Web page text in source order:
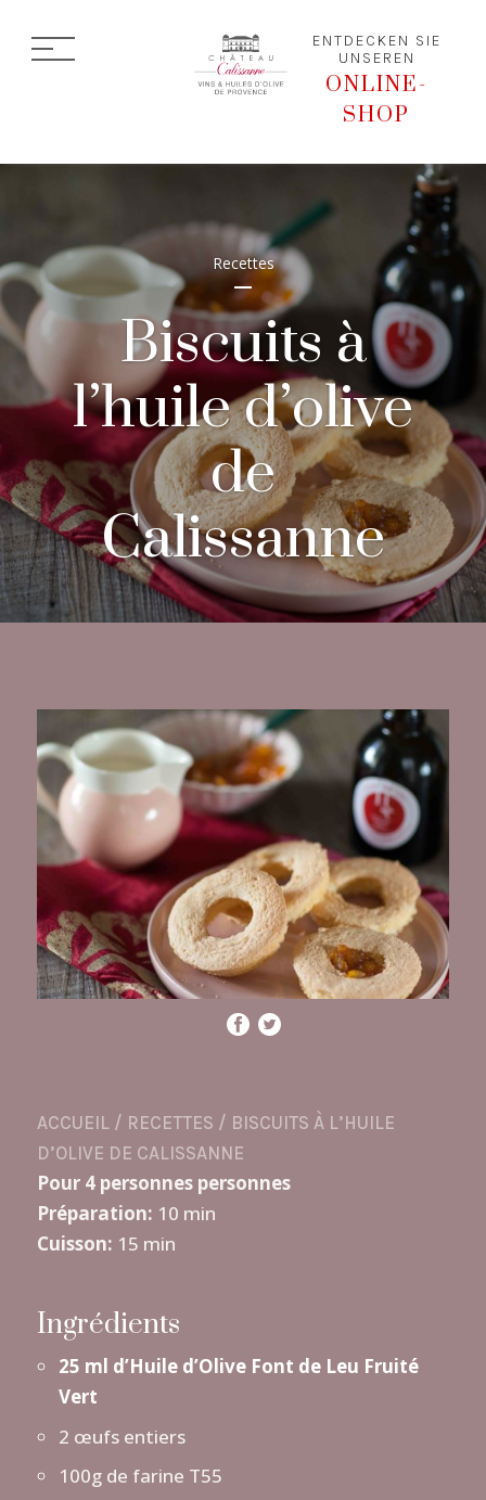
ENTDECKEN SIE
UNSEREN
ONLINE-
SHOP
Recettes
Biscuits à
l’huile d’olive
de
Calissanne
ACCUEIL / RECETTES / BISCUITS À L’HUILE
D’OLIVE DE CALISSANNE
Pour 4 personnes personnes
Préparation: 10 min
Cuisson: 15 min
Ingrédients
25 ml d’Huile d’Olive Font de Leu Fruité
Vert
2 œufs entiers
100g de farine T55